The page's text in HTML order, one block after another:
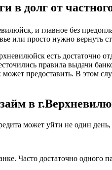
в долг от
и главное без
или просто нужно вернуть
есть достаточно
правила выдачи
предоставить. В этом
в
может уйти не один
Часто достаточно одного